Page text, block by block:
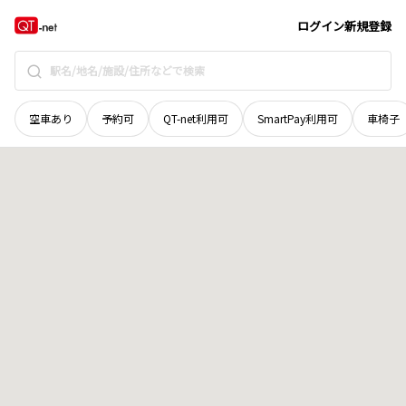
ログイン新規登録
空車あり 予約可 QT-net利用可 SmartPay利用可 車椅子
京都府 地域選択で探す